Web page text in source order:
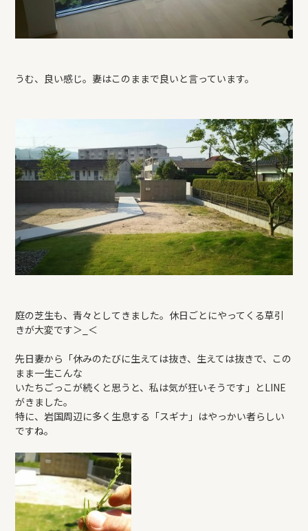
うむ、良い感じ。妻はこのままで良いと言っています。
庭の芝生も、青々としてきました。休日ごとにやってくる草引
きが大変です＞_＜
先日妻から「休みのたびに生えては抜き、生えては抜きで、この
まま一生こんな
いたちごっこが続くと思うと、私は気が狂いそうです」とLINE
がきました。
特に、岩国周辺に多く生息する「スギナ」はやっかい者らしい
ですね。